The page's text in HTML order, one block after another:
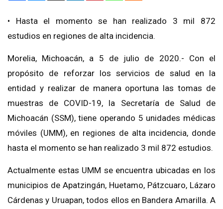
• Hasta el momento se han realizado 3 mil 872
estudios en regiones de alta incidencia.
Morelia, Michoacán, a 5 de julio de 2020.- Con el
propósito de reforzar los servicios de salud en la
entidad y realizar de manera oportuna las tomas de
muestras de COVID-19, la Secretaría de Salud de
Michoacán (SSM), tiene operando 5 unidades médicas
móviles (UMM), en regiones de alta incidencia, donde
hasta el momento se han realizado 3 mil 872 estudios.
Actualmente estas UMM se encuentra ubicadas en los
municipios de Apatzingán, Huetamo, Pátzcuaro, Lázaro
Cárdenas y Uruapan, todos ellos en Bandera Amarilla. A